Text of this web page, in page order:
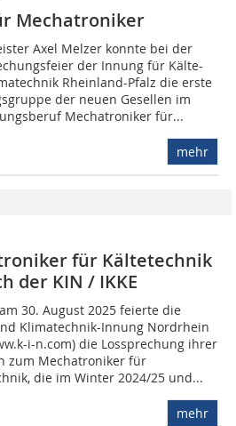
Mechatroniker
Axel Melzer konnte bei der
der Innung für Kälte-
Rheinland-Pfalz die erste
der neuen Gesellen im
Mechatroniker für...
mehr
für Kältetechnik
der KIN / IKKE
30. August 2025 feierte die
Klimatechnik-Innung Nordrhein
i-n.com) die Lossprechung ihrer
zum Mechatroniker für
die im Winter 2024/25 und...
mehr